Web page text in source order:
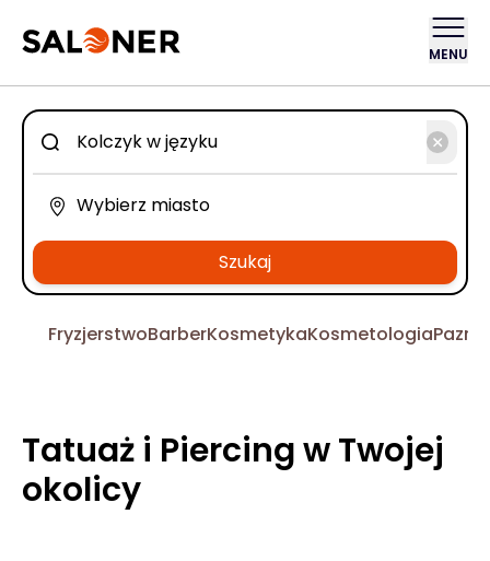
MENU
Szukaj
FryzjerstwoBarberKosmetykaKosmetologia
Tatuaż i Piercing w Twojej
okolicy